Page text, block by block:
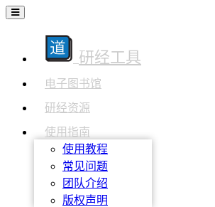
研经工具
电子图书馆
研经资源
使用指南
使用教程
常见问题
团队介绍
版权声明